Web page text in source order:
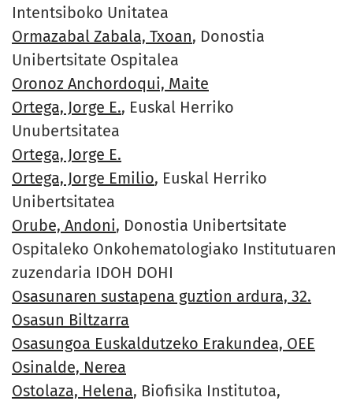
Intentsiboko Unitatea
Ormazabal Zabala, Txoan, Donostia
Unibertsitate Ospitalea
Oronoz Anchordoqui, Maite
Ortega, Jorge E., Euskal Herriko
Unubertsitatea
Ortega, Jorge E.
Ortega, Jorge Emilio, Euskal Herriko
Unibertsitatea
Orube, Andoni, Donostia Unibertsitate
Ospitaleko Onkohematologiako Institutuaren
zuzendaria IDOH DOHI
Osasunaren sustapena guztion ardura, 32.
Osasun Biltzarra
Osasungoa Euskaldutzeko Erakundea, OEE
Osinalde, Nerea
Ostolaza, Helena, Biofisika Institutoa,